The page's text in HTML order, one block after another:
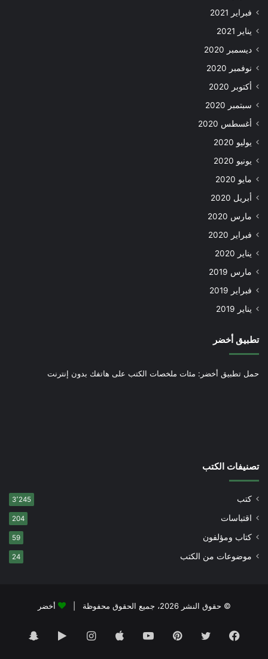
فبراير 2021
يناير 2021
ديسمبر 2020
نوفمبر 2020
أكتوبر 2020
سبتمبر 2020
أغسطس 2020
يوليو 2020
يونيو 2020
مايو 2020
أبريل 2020
مارس 2020
فبراير 2020
يناير 2020
مارس 2019
فبراير 2019
يناير 2019
تطبيق أخضر
حمل تطبيق أخضر: مئات ملخصات الكتب على هاتفك بدون إنترنت
تصنيفات الكتب
كتب 3٬245
اقتباسات 204
كتاب ومؤلفون 59
موضوعات من الكتب 24
© حقوق النشر 2026، جميع الحقوق محفوظة | أخضر
فيسبوك تويتر بينتيريستيوتيوب انستقرام‏Google